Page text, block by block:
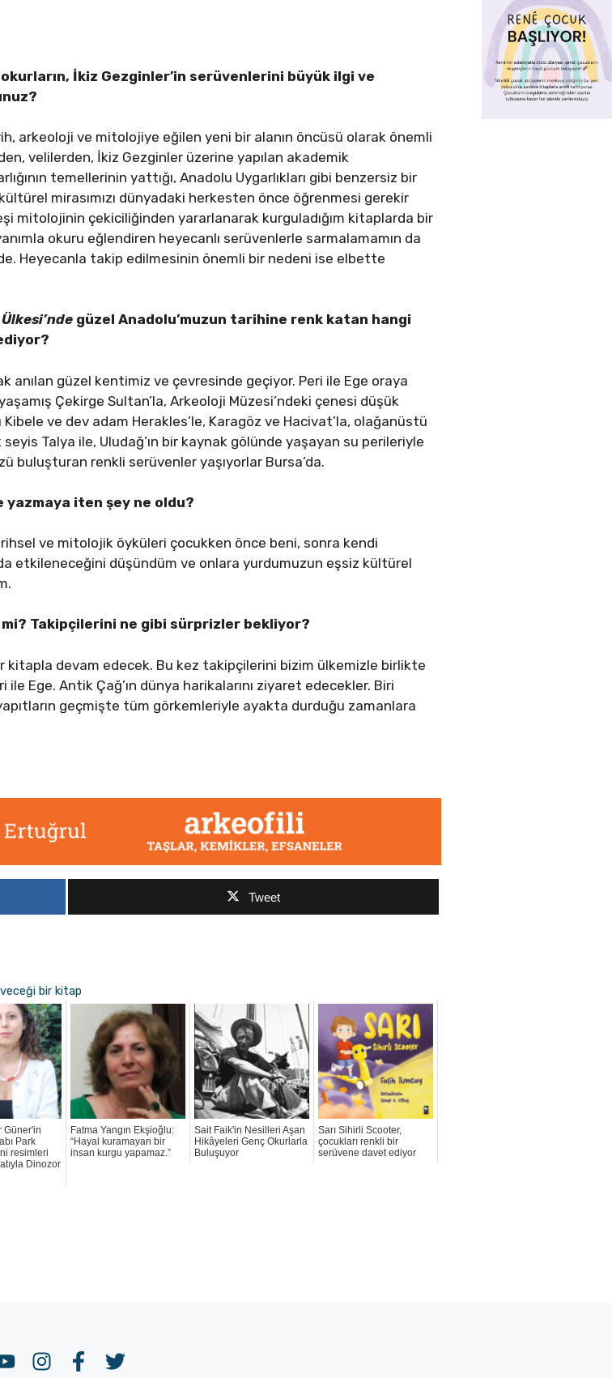
İkiz Gezginler’in serüvenlerini büyük ilgi ve
arkeoloji ve mitolojiye eğilen yeni bir alanın öncüsü olarak önemli
velilerden, İkiz Gezginler üzerine yapılan akademik
temellerinin yattığı, Anadolu Uygarlıkları gibi benzersiz bir
mirasımızı dünyadaki herkesten önce öğrenmesi gerekir
mitolojinin çekiciliğinden yararlanarak kurguladığım kitaplarda bir
okuru eğlendiren heyecanlı serüvenlerle sarmalamamın da
Heyecanla takip edilmesinin önemli bir nedeni ise elbette
güzel Anadolu’muzun tarihine renk katan hangi
anılan güzel kentimiz ve çevresinde geçiyor. Peri ile Ege oraya
Çekirge Sultan’la, Arkeoloji Müzesi’ndeki çenesi düşük
Kibele ve dev adam Herakles’le, Karagöz ve Hacivat’la, olağanüstü
Talya ile, Uludağ’ın bir kaynak gölünde yaşayan su perileriyle
buluşturan renkli serüvenler yaşıyorlar Bursa’da.
iten şey ne oldu?
ve mitolojik öyküleri çocukken önce beni, sonra kendi
etkileneceğini düşündüm ve onlara yurdumuzun eşsiz kültürel
Takipçilerini ne gibi sürprizler bekliyor?
kitapla devam edecek. Bu kez takipçilerini bizim ülkemizle birlikte
Ege. Antik Çağ’ın dünya harikalarını ziyaret edecekler. Biri
geçmişte tüm görkemleriyle ayakta durduğu zamanlara
Tweet
bir kitap
Güner'in
Park
resimleri
Dinozor
Fatma Yangın Ekşioğlu:
“Hayal kuramayan bir
insan kurgu yapamaz.”
Sait Faik'in Nesilleri Aşan
Hikâyeleri Genç Okurlarla
Buluşuyor
Sarı Sihirli Scooter,
çocukları renkli bir
serüvene davet ediyor